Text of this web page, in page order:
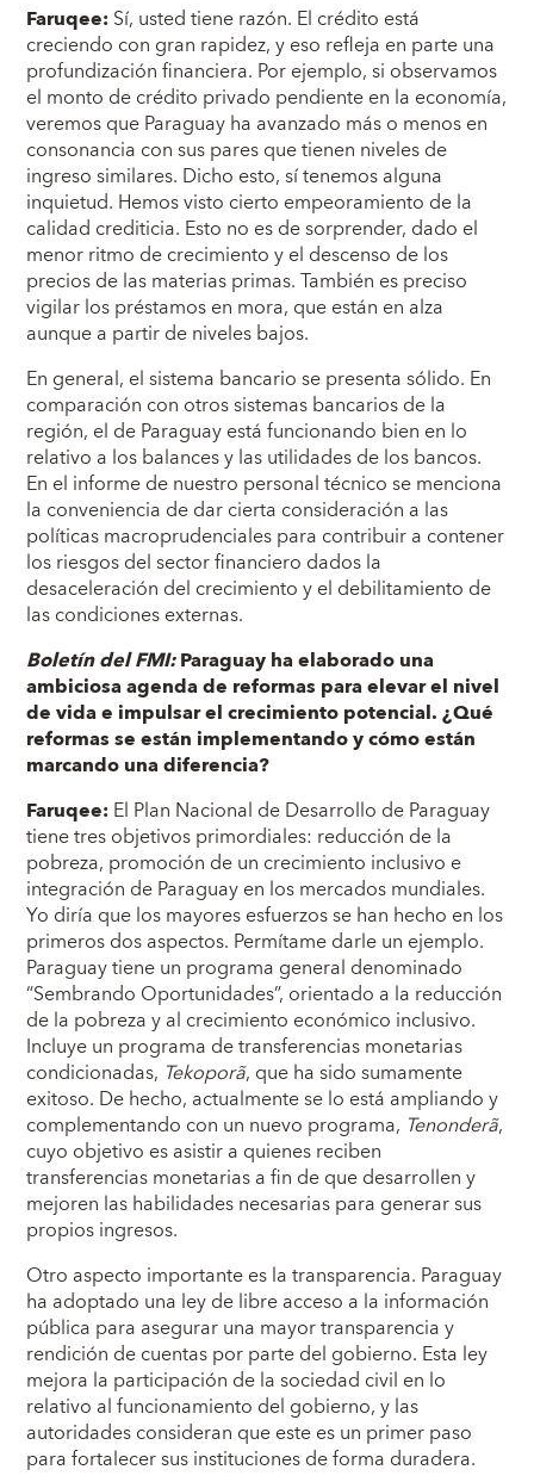
Faruqee:Sí, usted tiene razón. El crédito está
creciendo con gran rapidez, y eso refleja en parte una
profundización financiera. Por ejemplo, si observamos
el monto de crédito privado pendiente en la economía,
veremos que Paraguay ha avanzado más o menos en
consonancia con sus pares que tienen niveles de
ingreso similares. Dicho esto, sí tenemos alguna
inquietud. Hemos visto cierto empeoramiento de la
calidad crediticia. Esto no es de sorprender, dado el
menor ritmo de crecimiento y el descenso de los
precios de las materias primas. También es preciso
vigilar los préstamos en mora, que están en alza
aunque a partir de niveles bajos.
En general, el sistema bancario se presenta sólido. En
comparación con otros sistemas bancarios de la
región, el de Paraguay está funcionando bien en lo
relativo a los balances y las utilidades de los bancos.
En el informe de nuestro personal técnico se menciona
la conveniencia de dar cierta consideración a las
políticas macroprudenciales para contribuir a contener
los riesgos del sector financiero dados la
desaceleración del crecimiento y el debilitamiento de
las condiciones externas.
Boletín del FMI:Paraguay ha elaborado una
ambiciosa agenda de reformas para elevar el nivel
de vida e impulsar el crecimiento potencial. ¿Qué
reformas se están implementando y cómo están
marcando una diferencia?
Faruqee:El Plan Nacional de Desarrollo de Paraguay
tiene tres objetivos primordiales: reducción de la
pobreza, promoción de un crecimiento inclusivo e
integración de Paraguay en los mercados mundiales.
Yo diría que los mayores esfuerzos se han hecho en los
primeros dos aspectos. Permítame darle un ejemplo.
Paraguay tiene un programa general denominado
“Sembrando Oportunidades”, orientado a la reducción
de la pobreza y al crecimiento económico inclusivo.
Incluye un programa de transferencias monetarias
condicionadas, Tekoporã, que ha sido sumamente
exitoso. De hecho, actualmente se lo está ampliando y
complementando con un nuevo programa, Tenonderã,
cuyo objetivo es asistir a quienes reciben
transferencias monetarias a fin de que desarrollen y
mejoren las habilidades necesarias para generar sus
propios ingresos.
Otro aspecto importante es la transparencia. Paraguay
ha adoptado una ley de libre acceso a la información
pública para asegurar una mayor transparencia y
rendición de cuentas por parte del gobierno. Esta ley
mejora la participación de la sociedad civil en lo
relativo al funcionamiento del gobierno, y las
autoridades consideran que este es un primer paso
para fortalecer sus instituciones de forma duradera.